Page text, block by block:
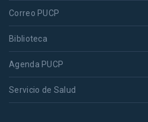
Correo PUCP
Biblioteca
Agenda PUCP
Servicio de Salud